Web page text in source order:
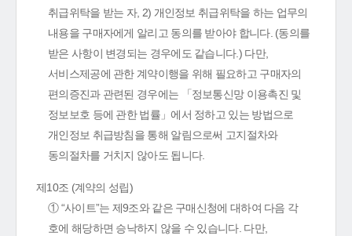
취급위탁을 받는 자, 2) 개인정보 취급위탁을 하는 업무의
내용을 구매자에게 알리고 동의를 받아야 합니다. (동의를
받은 사항이 변경되는 경우에도 같습니다.) 다만,
서비스제공에 관한 계약이행을 위해 필요하고 구매자의
편의증진과 관련된 경우에는 「정보통신망 이용촉진 및
정보보호 등에 관한 법률」에서 정하고 있는 방법으로
개인정보 취급방침을 통해 알림으로써 고지절차와
동의절차를 거치지 않아도 됩니다.
제10조 (계약의 성립)
① “사이트”는 제9조와 같은 구매신청에 대하여 다음 각
호에 해당하면 승낙하지 않을 수 있습니다. 다만,